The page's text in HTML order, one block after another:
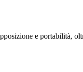
e portabilità,